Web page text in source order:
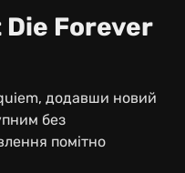
Forever
додавши новий
без
помітно